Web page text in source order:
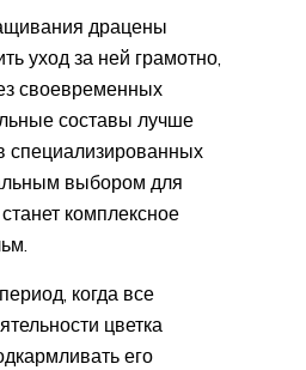
драцены
уход за ней грамотно,
своевременных
составы лучше
специализированных
выбором для
комплексное
когда все
цветка
его